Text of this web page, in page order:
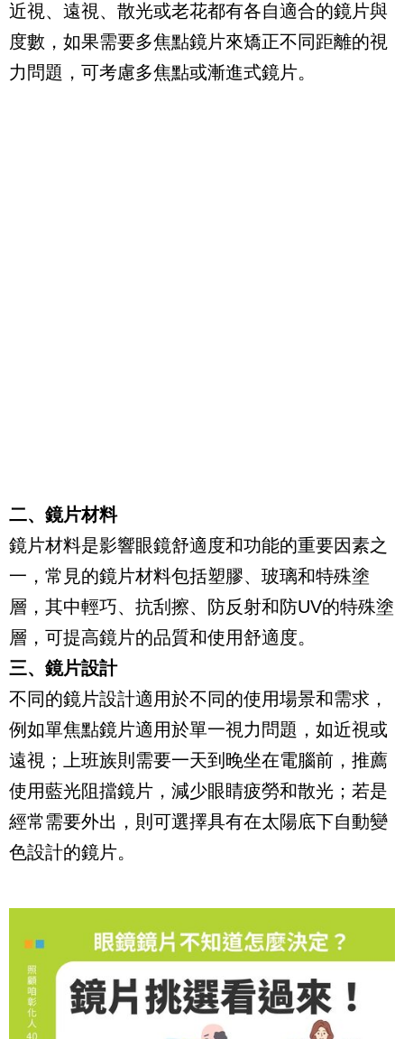
近視、遠視、散光或老花都有各自適合的鏡片與
度數，如果需要多焦點鏡片來矯正不同距離的視
力問題，可考慮多焦點或漸進式鏡片。
二、鏡片材料
鏡片材料是影響眼鏡舒適度和功能的重要因素之
一，常見的鏡片材料包括塑膠、玻璃和特殊塗
層，其中輕巧、抗刮擦、防反射和防UV的特殊塗
層，可提高鏡片的品質和使用舒適度。
三、鏡片設計
不同的鏡片設計適用於不同的使用場景和需求，
例如單焦點鏡片適用於單一視力問題，如近視或
遠視；上班族則需要一天到晚坐在電腦前，推薦
使用藍光阻擋鏡片，減少眼睛疲勞和散光；若是
經常需要外出，則可選擇具有在太陽底下自動變
色設計的鏡片。